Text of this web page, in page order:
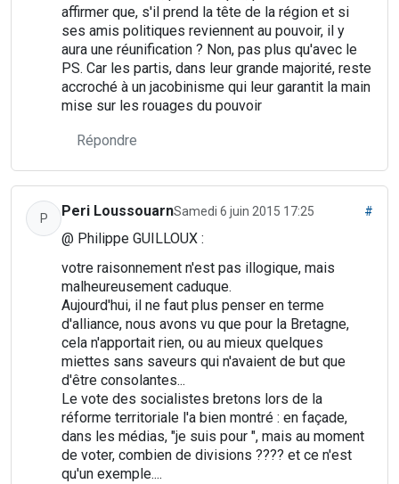
affirmer que, s'il prend la tête de la région et si
ses amis politiques reviennent au pouvoir, il y
aura une réunification ? Non, pas plus qu'avec le
PS. Car les partis, dans leur grande majorité, reste
accroché à un jacobinisme qui leur garantit la main
mise sur les rouages du pouvoir
Répondre
P Peri LoussouarnSamedi 6 juin 2015 17:25 #
@ Philippe GUILLOUX :
votre raisonnement n'est pas illogique, mais
malheureusement caduque.
Aujourd'hui, il ne faut plus penser en terme
d'alliance, nous avons vu que pour la Bretagne,
cela n'apportait rien, ou au mieux quelques
miettes sans saveurs qui n'avaient de but que
d'être consolantes...
Le vote des socialistes bretons lors de la
réforme territoriale l'a bien montré : en façade,
dans les médias, "je suis pour ", mais au moment
de voter, combien de divisions ???? et ce n'est
qu'un exemple....